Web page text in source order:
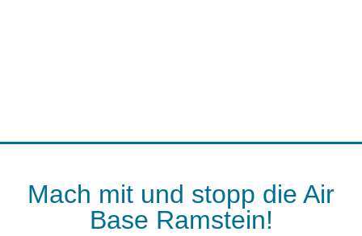
Mach mit und stopp die Air
Base Ramstein!